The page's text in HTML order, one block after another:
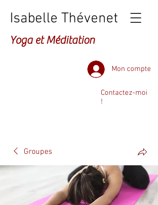
Isabelle Thévenet
Yoga et Méditation
Mon compte
Contactez-moi
!
Groupes